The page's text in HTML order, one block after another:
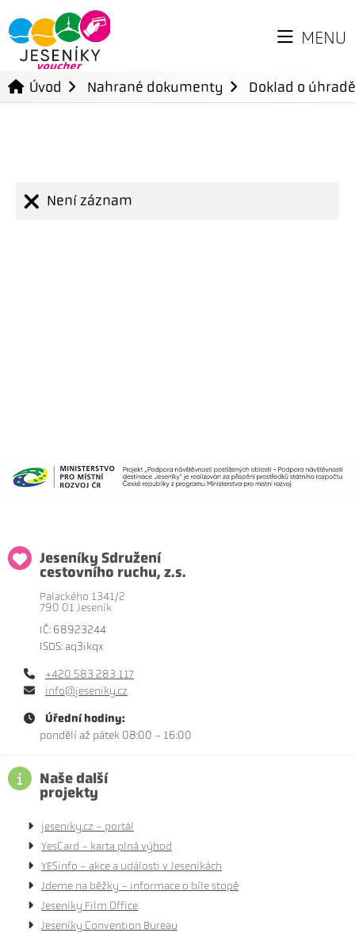
MENU
Úvod Nahrané dokumenty Doklad o
Není záznam
Jeseníky Sdružení
cestovního ruchu, z.s.
Palackého 1341/2
790 01 Jeseník
IČ: 68923244
ISDS: aq3ikqx
+420 583 283 117
info@jeseniky.cz
Úřední hodiny:
pondělí až pátek 08:00 - 16:00
Naše další
projekty
jeseniky.cz - portál
YesCard - karta plná výhod
YESinfo - akce a události v Jeseníkách
Jdeme na běžky - informace o bíle stopě
Jeseníky Film Office
Jeseníky Convention Bureau